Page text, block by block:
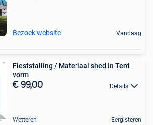
Bezoek website Vandaag
Fieststalling / Materiaal shed in Tent
vorm
€ 99,00 Details
Wetteren Eergisteren